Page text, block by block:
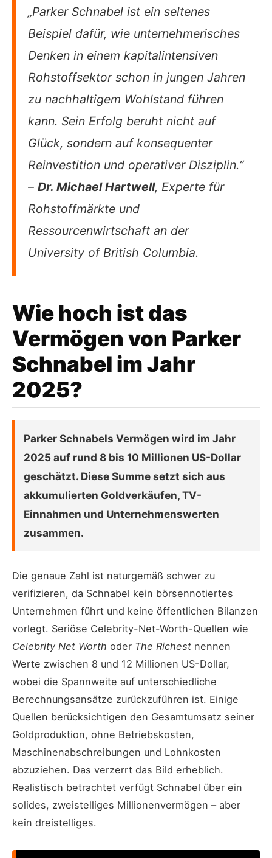
„Parker Schnabel ist ein seltenes
Beispiel dafür, wie unternehmerisches
Denken in einem kapitalintensiven
Rohstoffsektor schon in jungen Jahren
zu nachhaltigem Wohlstand führen
kann. Sein Erfolg beruht nicht auf
Glück, sondern auf konsequenter
Reinvestition und operativer Disziplin.“
– Dr. Michael Hartwell, Experte für
Rohstoffmärkte und
Ressourcenwirtschaft an der
University of British Columbia.
Wie hoch ist das
Vermögen von Parker
Schnabel im Jahr
2025?
Parker Schnabels Vermögen wird im Jahr
2025 auf rund 8 bis 10 Millionen US-Dollar
geschätzt. Diese Summe setzt sich aus
akkumulierten Goldverkäufen, TV-
Einnahmen und Unternehmenswerten
zusammen.
Die genaue Zahl ist naturgemäß schwer zu
verifizieren, da Schnabel kein börsennotiertes
Unternehmen führt und keine öffentlichen Bilanzen
vorlegt. Seriöse Celebrity-Net-Worth-Quellen wie
Celebrity Net Worth oder The Richest nennen
Werte zwischen 8 und 12 Millionen US-Dollar,
wobei die Spannweite auf unterschiedliche
Berechnungsansätze zurückzuführen ist. Einige
Quellen berücksichtigen den Gesamtumsatz seiner
Goldproduktion, ohne Betriebskosten,
Maschinenabschreibungen und Lohnkosten
abzuziehen. Das verzerrt das Bild erheblich.
Realistisch betrachtet verfügt Schnabel über ein
solides, zweistelliges Millionenvermögen – aber
kein dreistelliges.